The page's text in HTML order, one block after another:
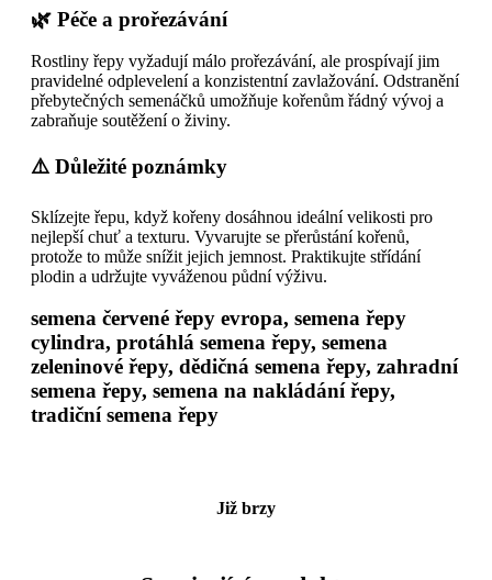
🌿 Péče a prořezávání
Rostliny řepy vyžadují málo prořezávání, ale prospívají jim
pravidelné odplevelení a konzistentní zavlažování. Odstranění
přebytečných semenáčků umožňuje kořenům řádný vývoj a
zabraňuje soutěžení o živiny.
⚠️ Důležité poznámky
Sklízejte řepu, když kořeny dosáhnou ideální velikosti pro
nejlepší chuť a texturu. Vyvarujte se přerůstání kořenů,
protože to může snížit jejich jemnost. Praktikujte střídání
plodin a udržujte vyváženou půdní výživu.
semena červené řepy evropa, semena řepy
cylindra, protáhlá semena řepy, semena
zeleninové řepy, dědičná semena řepy, zahradní
semena řepy, semena na nakládání řepy,
tradiční semena řepy
Již brzy